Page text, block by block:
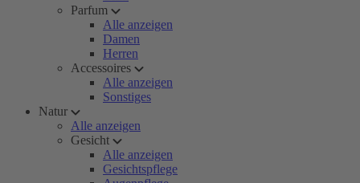
Parfum
Alle anzeigen
Damen
Herren
Accessoires
Alle anzeigen
Sonstiges
Natur
Alle anzeigen
Gesicht
Alle anzeigen
Gesichtspflege